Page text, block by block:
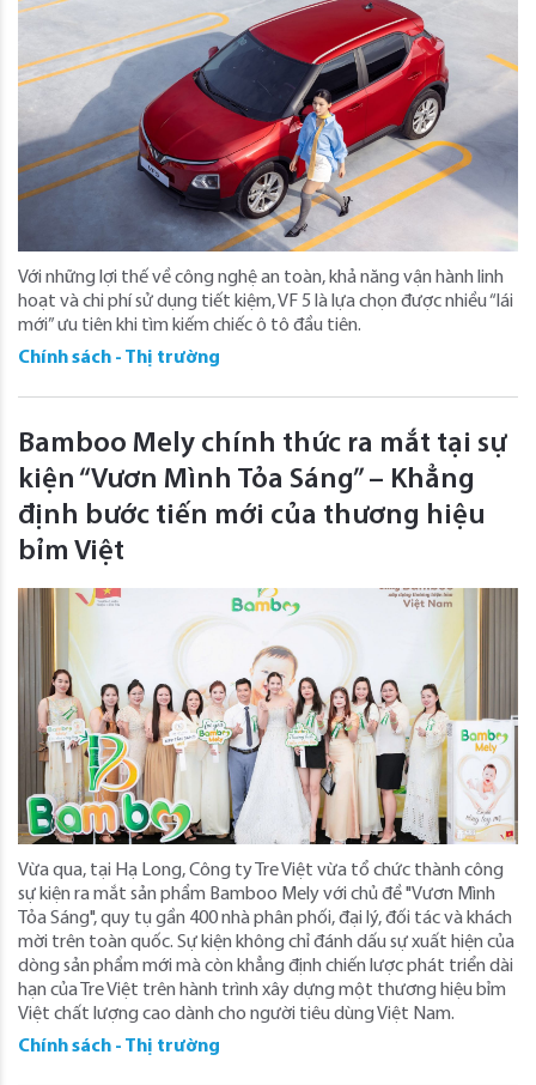
Với những lợi thế về công nghệ an toàn, khả năng vận hành linh
hoạt và chi phí sử dụng tiết kiệm, VF 5 là lựa chọn được nhiều “lái
mới” ưu tiên khi tìm kiếm chiếc ô tô đầu tiên.
Chính sách - Thị trường
Bamboo Mely chính thức ra mắt tại sự
kiện “Vươn Mình Tỏa Sáng” – Khẳng
định bước tiến mới của thương hiệu
bỉm Việt
Vừa qua, tại Hạ Long, Công ty Tre Việt vừa tổ chức thành công
sự kiện ra mắt sản phẩm Bamboo Mely với chủ đề "Vươn Mình
Tỏa Sáng", quy tụ gần 400 nhà phân phối, đại lý, đối tác và khách
mời trên toàn quốc. Sự kiện không chỉ đánh dấu sự xuất hiện của
dòng sản phẩm mới mà còn khẳng định chiến lược phát triển dài
hạn của Tre Việt trên hành trình xây dựng một thương hiệu bỉm
Việt chất lượng cao dành cho người tiêu dùng Việt Nam.
Chính sách - Thị trường